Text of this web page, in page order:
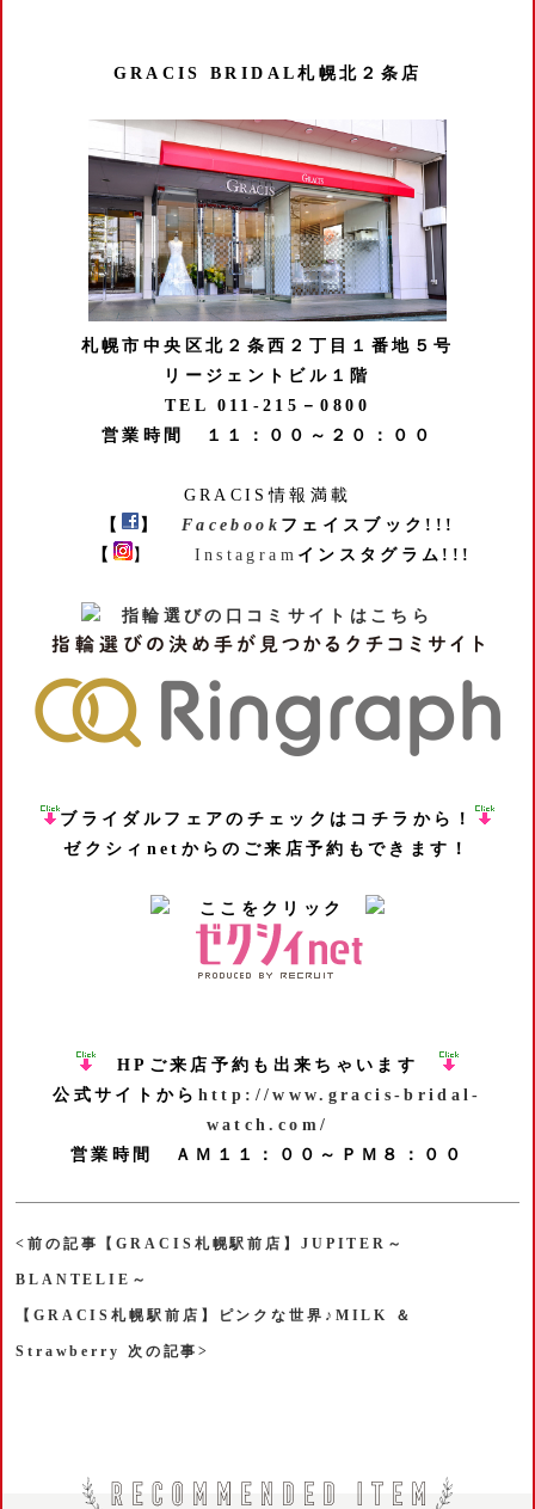
GRACIS BRIDAL札幌北２条店
札幌市中央区北２条西２丁目１番地５号
リージェントビル１階
TEL 011-215－0800
営業時間 １１：００～２０：００
GRACIS情報満載
【
】 Facebook フェイスブック!!!
【
】 Instagram インスタグラム!!!
指輪選びの口コミサイトはこちら
ブライダルフェアのチェックはコチラから！
ゼクシィnetからのご来店予約もできます！
ここをクリック
HPご来店予約も出来ちゃいます
公式サイトから http://www.gracis-bridal-
watch.com/
営業時間 ＡＭ１１：００～ＰＭ８：００
<前の記事【GRACIS札幌駅前店】JUPITER～
BLANTELIE～
【GRACIS札幌駅前店】ピンクな世界♪MILK ＆
Strawberry 次の記事>